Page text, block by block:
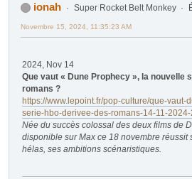
ionah Super Rocket Belt Monkey
Novembre 15, 2024, 11:35:23 AM
2024, Nov 14
Que vaut « Dune Prophecy », la nouvelle
romans ?
https://www.lepoint.fr/pop-culture/que-
serie-hbo-derivee-des-romans-14-11-
Née du succès colossal des deux films de
disponible sur Max ce 18 novembre réussit
hélas, ses ambitions scénaristiques.